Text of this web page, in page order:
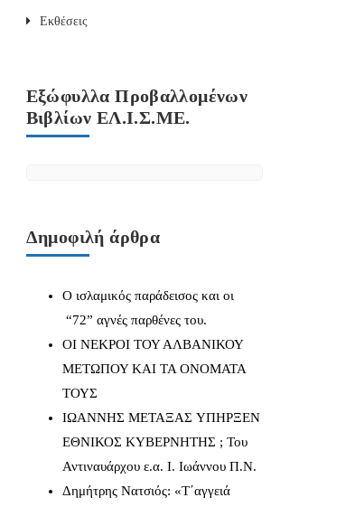
Εκθέσεις
Εξώφυλλα Προβαλλομένων
Βιβλίων ΕΛ.Ι.Σ.ΜΕ.
Δημοφιλή άρθρα
Ο ισλαμικός παράδεισος και οι
“72” αγνές παρθένες του.
ΟΙ ΝΕΚΡΟΙ ΤΟΥ ΑΛΒΑΝΙΚΟΥ
ΜΕΤΩΠΟΥ ΚΑΙ ΤΑ ΟΝΟΜΑΤΑ
ΤΟΥΣ
IΩΑΝΝΗΣ ΜΕΤΑΞΑΣ YΠΗΡΞΕΝ
ΕΘΝΙΚΟΣ ΚΥΒΕΡΝΗΤΗΣ ; Του
Αντιναυάρχου ε.α. Ι. Ιωάννου Π.Ν.
Δημήτρης Νατσιός: «Τ΄αγγειά